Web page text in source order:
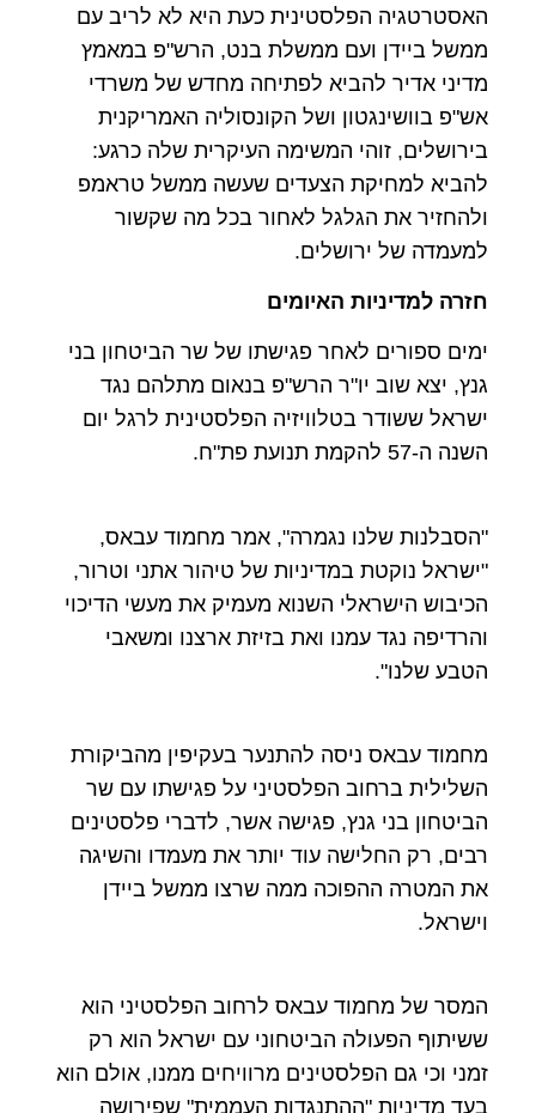
האסטרטגיה הפלסטינית כעת היא לא לריב עם
ממשל ביידן ועם ממשלת בנט, הרש"פ במאמץ
מדיני אדיר להביא לפתיחה מחדש של משרדי
אש"פ בוושינגטון ושל הקונסוליה האמריקנית
בירושלים, זוהי המשימה העיקרית שלה כרגע:
להביא למחיקת הצעדים שעשה ממשל טראמפ
ולהחזיר את הגלגל לאחור בכל מה שקשור
למעמדה של ירושלים.
חזרה למדיניות האיומים
ימים ספורים לאחר פגישתו של שר הביטחון בני
גנץ, יצא שוב יו"ר הרש"פ בנאום מתלהם נגד
ישראל ששודר בטלוויזיה הפלסטינית לרגל יום
השנה ה-57 להקמת תנועת פת"ח.
"הסבלנות שלנו נגמרה", אמר מחמוד עבאס,
"ישראל נוקטת במדיניות של טיהור אתני וטרור,
הכיבוש הישראלי השנוא מעמיק את מעשי הדיכוי
והרדיפה נגד עמנו ואת בזיזת ארצנו ומשאבי
הטבע שלנו".
מחמוד עבאס ניסה להתנער בעקיפין מהביקורת
השלילית ברחוב הפלסטיני על פגישתו עם שר
הביטחון בני גנץ, פגישה אשר, לדברי פלסטינים
רבים, רק החלישה עוד יותר את מעמדו והשיגה
את המטרה ההפוכה ממה שרצו ממשל ביידן
וישראל.
המסר של מחמוד עבאס לרחוב הפלסטיני הוא
ששיתוף הפעולה הביטחוני עם ישראל הוא רק
זמני וכי גם הפלסטינים מרוויחים ממנו, אולם הוא
בעד מדיניות "ההתנגדות העממית" שפירושה